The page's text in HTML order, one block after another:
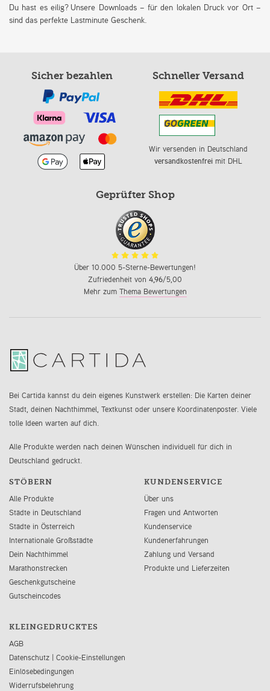
Du hast es eilig? Unsere Downloads – für den lokalen Druck vor Ort –
sind das perfekte Lastminute Geschenk.
Sicher bezahlen Schneller Versand
Wir versenden in Deutschland
versandkostenfreimit DHL
Geprüfter Shop
Über 10.000 5-Sterne-Bewertungen!
Zufriedenheit von 4,96/5,00
Mehr zum Thema Bewertungen
Bei Cartida kannst du dein eigenes Kunstwerk erstellen: Die Karten deiner
Stadt, deinen Nachthimmel, Textkunst oder unsere Koordinatenposter. Viele
tolle Ideen warten auf dich.
Alle Produkte werden nach deinen Wünschen individuell für dich in
Deutschland gedruckt.
STÖBERN
Alle Produkte
Städte in Deutschland
Städte in Österreich
Internationale Großstädte
Dein Nachthimmel
Marathonstrecken
Geschenkgutscheine
Gutscheincodes
KUNDENSERVICE
Über uns
Fragen und Antworten
Kundenservice
Kundenerfahrungen
Zahlung und Versand
Produkte und Lieferzeiten
KLEINGEDRUCKTES
AGB
Datenschutz | Cookie-Einstellungen
Einlösebedingungen
Widerrufsbelehrung